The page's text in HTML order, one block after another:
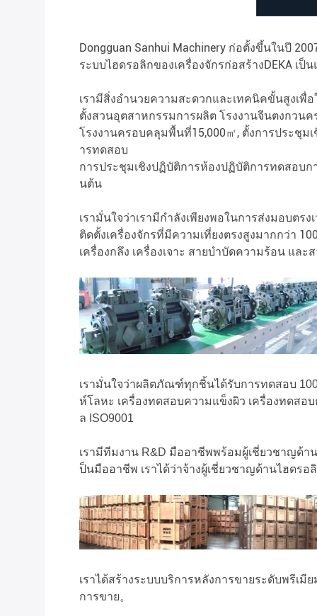
Dongguan Sanhui Machinery ก่อตั้งขึ้นในปี
ระบบไฮดรอลิกของเครื่องจักรก่อสร้างDEKA เ
เรามีสิ่งอำนวยความสะดวกและเทคนิคขั้นสูงเพื่
ตั้งสวนอุตสาหกรรมการผลิต โรงงานจีนตงกวน
โรงงานครอบคลุมพื้นที่15,000㎡, ตั้งการประชุม
ารทดสอบ
การประชุมเชิงปฏิบัติการห้องปฏิบัติการทดสอบ
นต้น
เรามั่นใจว่าเรามีกำลังเพียงพอในการส่งมอบตร
ติดตั้งเครื่องจักรที่มีความเที่ยงตรงสูงมากกว่า
เครื่องกลึง เครื่องเจาะ สายบำบัดความร้อน แล
เรามั่นใจว่าผลิตภัณฑ์ทุกชิ้นได้รับการทดสอบ
ห์โลหะ เครื่องทดสอบความแข็งผิว เครื่องทดส
ล ISO9001
เรามีทีมงาน R&D มืออาชีพพร้อมผู้เชี่ยวชาญด้
ป็นมืออาชีพ เราได้ว่าจ้างผู้เชี่ยวชาญด้านไฮดร
เราได้สร้างระบบบริการหลังการขายระดับพรีเ
การขาย。